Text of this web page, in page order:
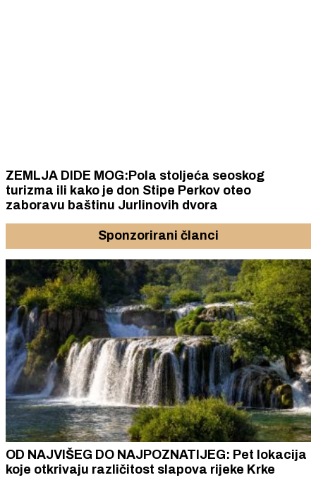
ZEMLJA DIDE MOG:Pola stoljeća seoskog
turizma ili kako je don Stipe Perkov oteo
zaboravu baštinu Jurlinovih dvora
Sponzorirani članci
OD NAJVIŠEG DO NAJPOZNATIJEG: Pet lokacija
koje otkrivaju različitost slapova rijeke Krke